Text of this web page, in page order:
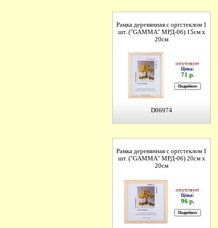
Рамка деревянная с оргстеклом 1
шт. ("GAMMA" МРД-06) 15см х
20см
отсутствует
Цена:
71 р.
D06974
Рамка деревянная с оргстеклом 1
шт. ("GAMMA" МРД-06) 20см х
20см
отсутствует
Цена:
96 р.